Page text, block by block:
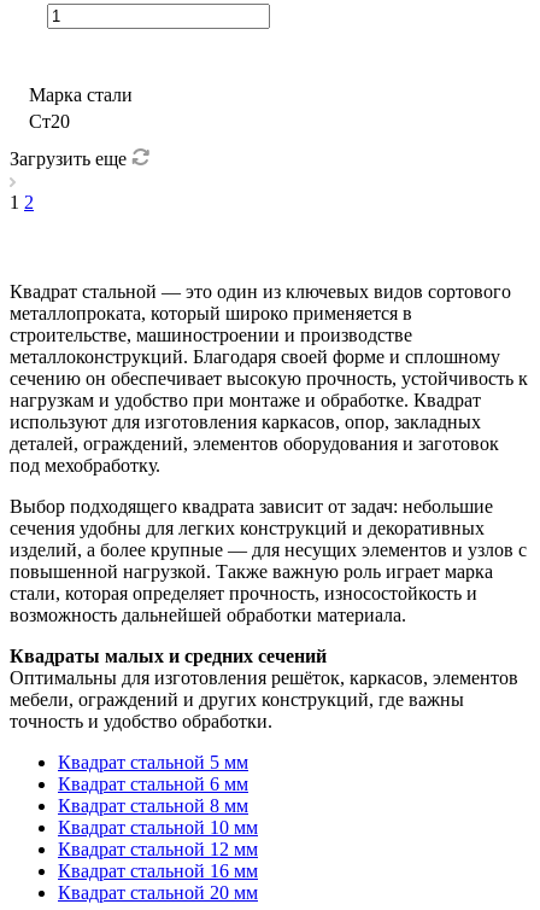
Марка стали
Ст20
Загрузить еще
1 2
Квадрат стальной — это один из ключевых видов сортового
металлопроката, который широко применяется в
строительстве, машиностроении и производстве
металлоконструкций. Благодаря своей форме и сплошному
сечению он обеспечивает высокую прочность, устойчивость к
нагрузкам и удобство при монтаже и обработке. Квадрат
используют для изготовления каркасов, опор, закладных
деталей, ограждений, элементов оборудования и заготовок
под мехобработку.
Выбор подходящего квадрата зависит от задач: небольшие
сечения удобны для легких конструкций и декоративных
изделий, а более крупные — для несущих элементов и узлов с
повышенной нагрузкой. Также важную роль играет марка
стали, которая определяет прочность, износостойкость и
возможность дальнейшей обработки материала.
Квадраты малых и средних сечений
Оптимальны для изготовления решёток, каркасов, элементов
мебели, ограждений и других конструкций, где важны
точность и удобство обработки.
Квадрат стальной 5 мм
Квадрат стальной 6 мм
Квадрат стальной 8 мм
Квадрат стальной 10 мм
Квадрат стальной 12 мм
Квадрат стальной 16 мм
Квадрат стальной 20 мм